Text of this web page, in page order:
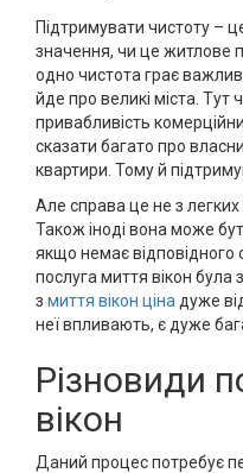
Підтримувати чистоту –
значення, чи це житлове
одно чистота грає
йде про великі міста. Тут
привабливість
сказати багато про
квартири. Тому й
Але справа це не з легких
Також іноді вона може
якщо немає
послуга миття вікон
з миття вікон ціна дуже
неї впливають, є дуже
Різновиди
вікон
Даний процес потребує